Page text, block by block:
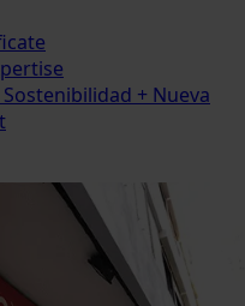
+ Nueva